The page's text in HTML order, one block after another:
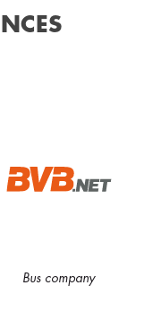
Bus company